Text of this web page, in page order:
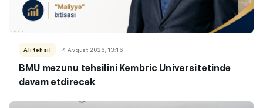
Ali təhsil 4 Avqust 2026, 13:16
BMU məzunu təhsilini Kembric Universitetində
davam etdirəcək